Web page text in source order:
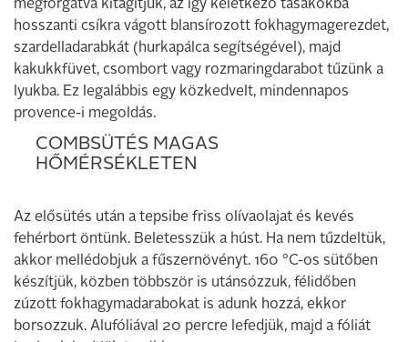
megforgatva kitágítjuk, az így keletkező tasakokba
hosszanti csíkra vágott blansírozott fokhagymagerezdet,
szardelladarabkát (hurkapálca segítségével), majd
kakukkfüvet, csombort vagy rozmaringdarabot tűzünk a
lyukba. Ez legalábbis egy közkedvelt, mindennapos
provence-i megoldás.
COMBSÜTÉS MAGAS
HŐMÉRSÉKLETEN
Az elősütés után a tepsibe friss olívaolajat és kevés
fehérbort öntünk. Beletesszük a húst. Ha nem tűzdeltük,
akkor mellédobjuk a fűszernövényt. 160 °C-os sütőben
készítjük, közben többször is utánsózzuk, félidőben
zúzott fokhagymadarabokat is adunk hozzá, ekkor
borsozzuk. Alufóliával 20 percre lefedjük, majd a fóliát